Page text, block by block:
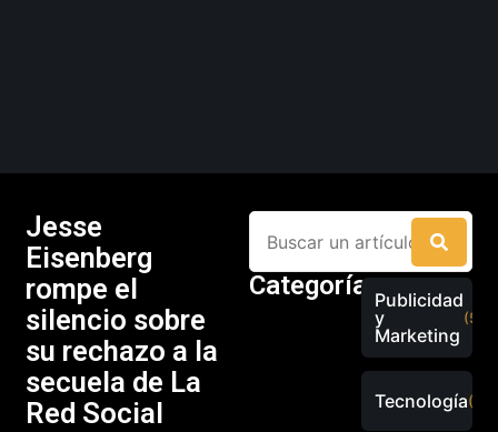
Jesse
Eisenberg
rompe el
silencio sobre
su rechazo a la
secuela de La
Red Social
CategoríasPublicidad
y
Marketing
Tecnología